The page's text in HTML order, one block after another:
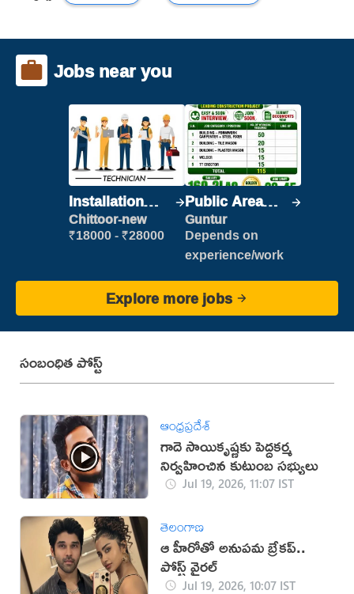
Jobs near you
Installation
Engineer/
Helper
Chittoor-new
₹18000 - ₹28000
Public Area
Cleaner
Guntur
Depends on
experience/work
Explore more jobs
సంబంధిత పోస్ట్
ఆంధ్రప్రదేశ్
గాదె సాయికృష్ణకు పెద్దకర్మ
నిర్వహించిన కుటుంబ సభ్యులు
Jul 19, 2026, 11:07 IST
తెలంగాణ
ఆ హీరోతో అనుపమ బ్రేకప్..
పోస్ట్ వైరల్
Jul 19, 2026, 10:07 IST